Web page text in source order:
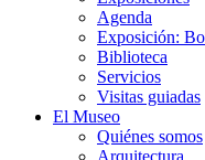
Agenda
Exposición:
Biblioteca
Servicios
Visitas guiadas
El Museo
Quiénes somos
Arquitectura